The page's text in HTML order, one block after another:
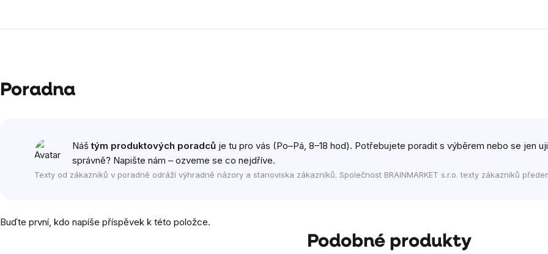
Poradna
Náštým produktových poradců je tu pro vás (Po–Pá, 8–18 hod). Potřebujete poradit s výběrem nebo se jen
správně? Napište nám – ozveme se co nejdříve.
Texty od zákazníků v poradně odráží výhradně názory a stanoviska zákazníků. Společnost BRAINMARKET s.r.o. texty zákazníků
Buďte první, kdo napíše příspěvek k této položce.
Podobné produkty